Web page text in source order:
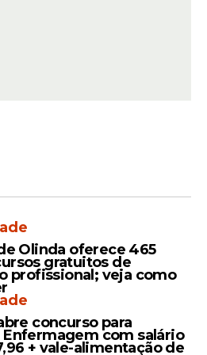
suspende
nesta sexta (24) após
chuvas
Olinda oferece 465
gratuitos de
profissional; veja como
concurso para
Enfermagem com salário
+ vale-alimentação de